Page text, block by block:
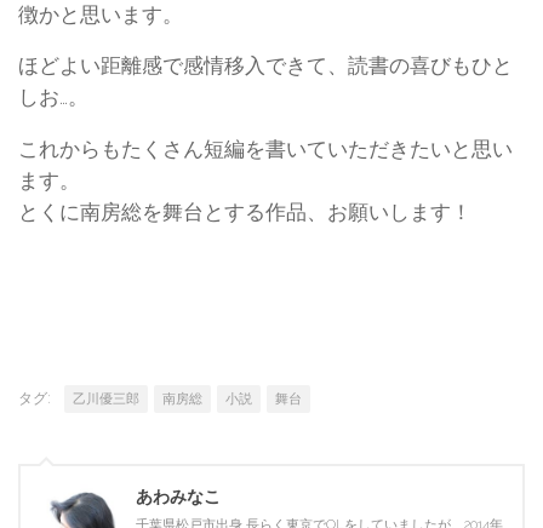
徴かと思います。
ほどよい距離感で感情移入できて、読書の喜びもひと
しお…。
これからもたくさん短編を書いていただきたいと思い
ます。
とくに南房総を舞台とする作品、お願いします！
タグ: 乙川優三郎 南房総 小説 舞台
あわみなこ
千葉県松戸市出身 長らく東京でOLをしていましたが、2014年